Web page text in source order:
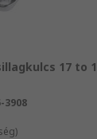
17 to
3908